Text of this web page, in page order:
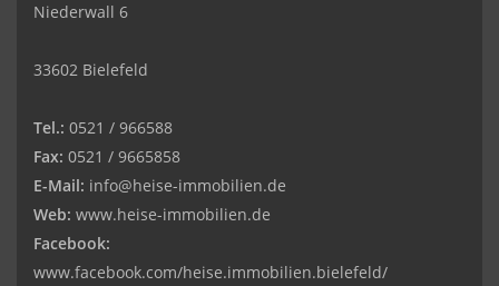
Niederwall 6
33602 Bielefeld
Tel.: 0521 / 966588
Fax: 0521 / 9665858
E-Mail: info@heise-immobilien.de
Web: www.heise-immobilien.de
Facebook:
www.facebook.com/heise.immobilien.bielefeld/